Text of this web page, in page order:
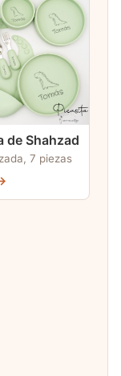
de Shahzad
7 piezas